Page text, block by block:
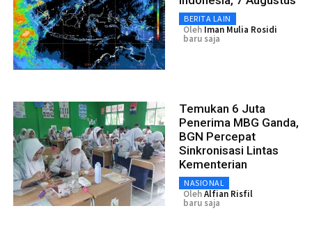
BERITA LAIN
Oleh Iman Mulia Rosidi
baru saja
Temukan 6 Juta
Penerima MBG Ganda,
BGN Percepat
Sinkronisasi Lintas
Kementerian
NASIONAL
OlehAlfian Risfil
baru saja